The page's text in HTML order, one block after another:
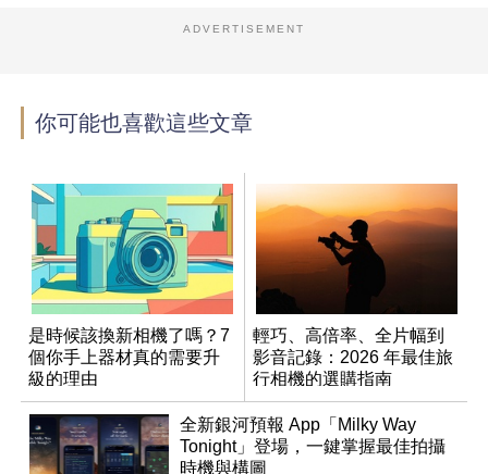
ADVERTISEMENT
你可能也喜歡這些文章
是時候該換新相機了嗎？7
個你手上器材真的需要升
級的理由
輕巧、高倍率、全片幅到
影音記錄：2026 年最佳旅
行相機的選購指南
全新銀河預報 App「Milky Way
Tonight」登場，一鍵掌握最佳拍攝
時機與構圖